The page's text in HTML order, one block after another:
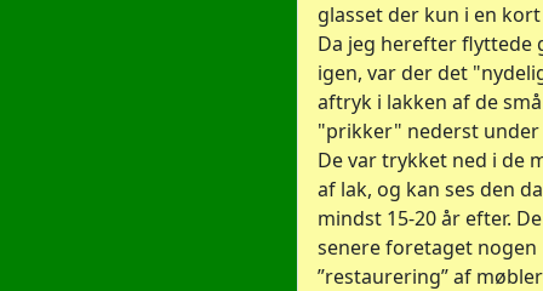
glasset der kun i en
Da jeg herefter flyttede
igen, var der det
aftryk i lakken af de små
"prikker" nederst under
De var trykket ned i de
af lak, og kan ses den
mindst 15-20 år efter.
senere foretaget nogen
”restaurering” af